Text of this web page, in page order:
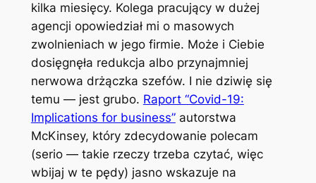
kilka miesięcy. Kolega pracujący w dużej
agencji opowiedział mi o masowych
zwolnieniach w jego firmie. Może i Ciebie
dosięgnęła redukcja albo przynajmniej
nerwowa drżączka szefów. I nie dziwię się
temu — jest grubo. Raport “Covid-19:
Implications for business”autorstwa
McKinsey, który zdecydowanie polecam
(serio — takie rzeczy trzeba czytać, więc
wbijaj w te pędy) jasno wskazuje na